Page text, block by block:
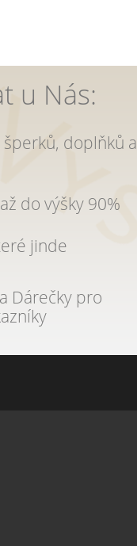
u Nás:
doplňků a
do výšky 90%
jinde
Dárečky pro